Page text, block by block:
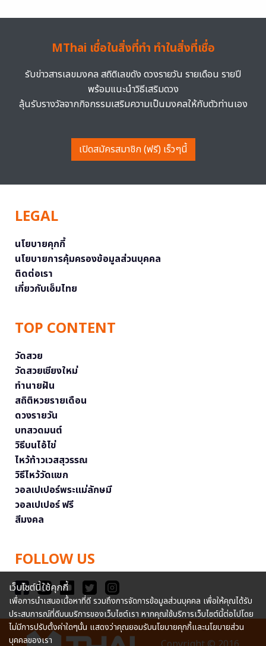
MThai เชื่อในสิ่งที่ทำ ทำในสิ่งที่เชื่อ
รับข่าวสารเลขมงคล สถิติเลขดัง ดวงรายวัน รายเดือน รายปี
พร้อมแนะนำวิธีเสริมดวง
ลุ้นรับรางวัลจากกิจกรรมเสริมความเป็นมงคลให้กับตัวท่านเอง
เปิดสมัครสมาชิก (ฟรี) เร็วๆนี้
LEGAL
นโยบายคุกกี้
นโยบายการคุ้มครองข้อมูลส่วนบุคคล
ติดต่อเรา
เกี่ยวกับเอ็มไทย
TOP CONTENT
วัดสวย
วัดสวยเชียงใหม่
ทำนายฝัน
สถิติหวยรายเดือน
ดวงรายวัน
บทสวดมนต์
วิธีบนไอ้ไข่
ไหว้ท้าวเวสสุวรรณ
วิธีไหว้วัดแขก
วอลเปเปอร์พระแม่ลักษมี
วอลเปเปอร์ ฟรี
สีมงคล
FOLLOW US
เว็บไซต์นี้ใช้คุกกี้
เพื่อการนำเสนอเนื้อหาที่ดี รวมถึงการจัดการข้อมูลส่วนบุคคล เพื่อให้คุณได้รับ
ประสบการณ์ที่ดีบนบริการของเว็บไซต์เรา หากคุณใช้บริการเว็บไซต์นี้ต่อไปโดย
ไม่มีการปรับตั้งค่าใดๆนั้น แสดงว่าคุณยอมรับนโยบายคุกกี้และนโยบายส่วน
บุคคลของเรา